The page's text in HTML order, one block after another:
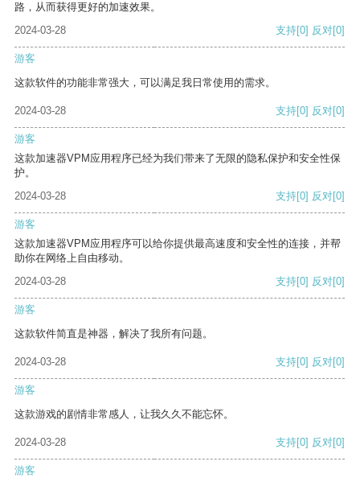
路，从而获得更好的加速效果。
2024-03-28
支持[0] 反对[0]
游客
这款软件的功能非常强大，可以满足我日常使用的需求。
2024-03-28 支持[0] 反对[0]
游客
这款加速器VPM应用程序已经为我们带来了无限的隐私保护和安全性保
护。
2024-03-28
支持[0] 反对[0]
游客
这款加速器VPM应用程序可以给你提供最高速度和安全性的连接，并帮
助你在网络上自由移动。
2024-03-28
支持[0] 反对[0]
游客
这款软件简直是神器，解决了我所有问题。
2024-03-28 支持[0] 反对[0]
游客
这款游戏的剧情非常感人，让我久久不能忘怀。
2024-03-28 支持[0] 反对[0]
游客